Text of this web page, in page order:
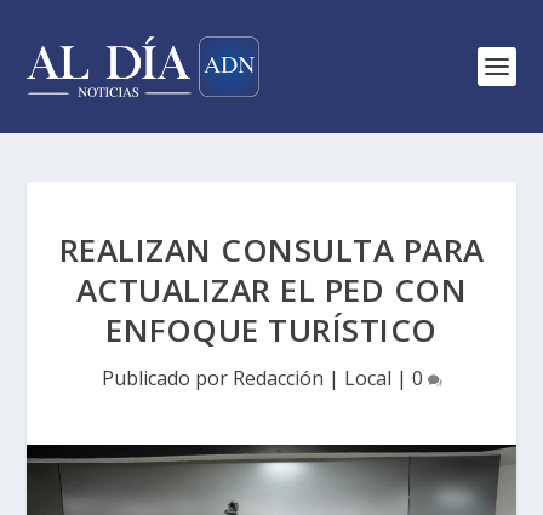
REALIZAN CONSULTA PARA
ACTUALIZAR EL PED CON
ENFOQUE TURÍSTICO
Publicado por Redacción | Local | 0